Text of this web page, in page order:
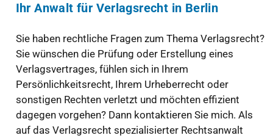
Ihr Anwalt für Verlagsrecht in Berlin
Sie haben rechtliche Fragen zum Thema Verlagsrecht?
Sie wünschen die Prüfung oder Erstellung eines
Verlagsvertrages, fühlen sich in Ihrem
Persönlichkeitsrecht, Ihrem Urheberrecht oder
sonstigen Rechten verletzt und möchten effizient
dagegen vorgehen? Dann kontaktieren Sie mich. Als
auf das Verlagsrecht spezialisierter Rechtsanwalt